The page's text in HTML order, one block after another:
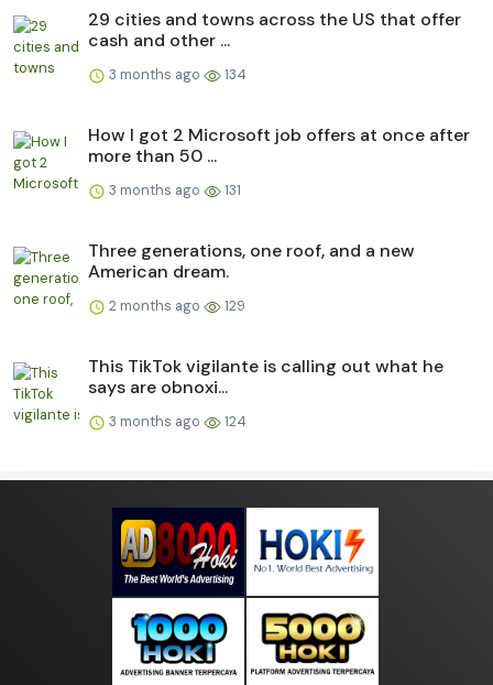
29 cities and towns across the US that offer
cash and other ...
3 months ago 134
How I got 2 Microsoft job offers at once after
more than 50 ...
3 months ago 131
Three generations, one roof, and a new
American dream.
2 months ago 129
This TikTok vigilante is calling out what he
says are obnoxi...
3 months ago 124